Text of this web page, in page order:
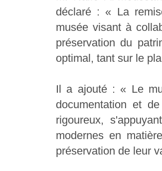
déclaré : « La
musée visant à
préservation du
optimal, tant sur le
Il a ajouté : « Le
documentation et
rigoureux,
modernes en
préservation de leur